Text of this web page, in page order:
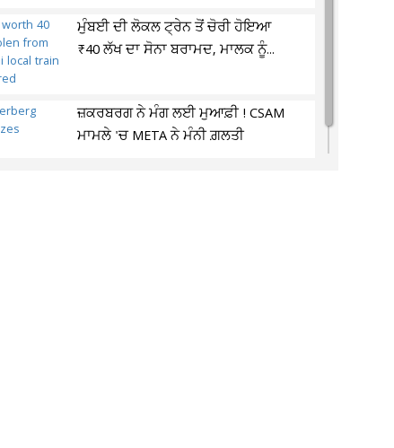
ਮੁੰਬਈ ਦੀ ਲੋਕਲ ਟ੍ਰੇਨ ਤੋਂ ਚੋਰੀ ਹੋਇਆ
₹40 ਲੱਖ ਦਾ ਸੋਨਾ ਬਰਾਮਦ, ਮਾਲਕ ਨੂੰ...
ਜ਼ਕਰਬਰਗ ਨੇ ਮੰਗ ਲਈ ਮੁਆਫ਼ੀ ! CSAM
ਮਾਮਲੇ 'ਚ META ਨੇ ਮੰਨੀ ਗ਼ਲਤੀ